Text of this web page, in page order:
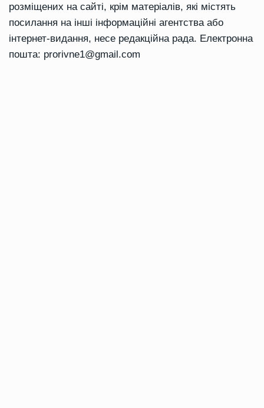
розміщених на сайті, крім матеріалів, які містять
посилання на інші інформаційні агентства або
інтернет-видання, несе редакційна рада. Електронна
пошта: prorivne1@gmail.com